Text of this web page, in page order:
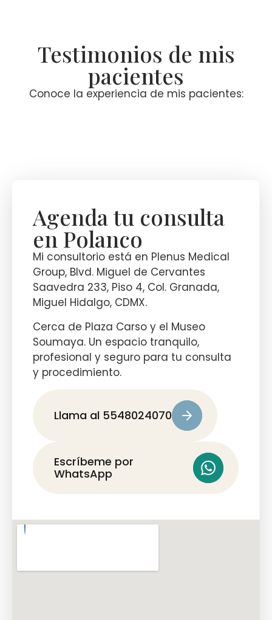
Testimonios de mis
pacientes
Conoce la experiencia de mis pacientes:
Agenda tu consulta
en Polanco
Mi consultorio está en Plenus Medical
Group, Blvd. Miguel de Cervantes
Saavedra 233, Piso 4, Col. Granada,
Miguel Hidalgo, CDMX.
Cerca de Plaza Carso y el Museo
Soumaya. Un espacio tranquilo,
profesional y seguro para tu consulta
y procedimiento.
Llama al 5548024070
Escríbeme por
WhatsApp